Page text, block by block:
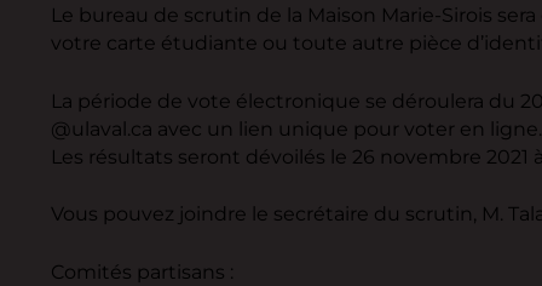
Le bureau de scrutin de la Maison Marie-Sirois
votre carte étudiante ou toute autre pièce
La période de vote électronique se déroulera du
@ulaval.ca avec un lien unique pour voter en ligne.
Les résultats seront dévoilés le 26 novembre 2021
Vous pouvez joindre le secrétaire du scrutin, M.
Comités partisans :